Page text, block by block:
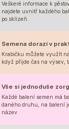
Veškeré informace k
najdete uvnitř každého
po sklizeň.
Semena dorazí v
Krabičku můžete využít
když přijde čas na výsev,
Vše si jednoduše
Každé balení semen má
daného druhu, na balení
název.